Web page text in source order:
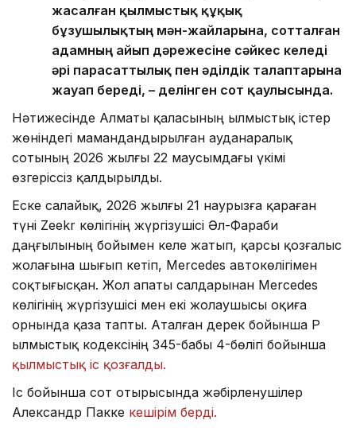
жасалған қылмыстық құқық
бұзушылықтың мән-жайларына, сотталған
адамның айып дәрежесіне сәйкес келеді
әрі парасаттылық пен әділдік талаптарына
жауап береді, – делінген сот қаулысында.
Нәтижесінде Алматы қаласының Қылмыстық істер
жөніндегі мамандандырылған ауданаралық
сотының 2026 жылғы 22 маусымдағы үкімі
өзгеріссіз қалдырылды.
Еске салайық, 2026 жылғы 21 наурызға қараған
түні Zeekr көлігінің жүргізушісі Әл-Фараби
даңғылының бойымен келе жатып, қарсы қозғалыс
жолағына шығып кетіп, Mercedes автокөлігімен
соқтығысқан. Жол апаты салдарынан Mercedes
көлігінің жүргізушісі мен екі жолаушысы оқиға
орнында қаза тапты. Аталған дерек бойынша ҚР
Қылмыстық кодексінің 345-бабы 4-бөлігі бойынша
қылмыстық іс қозғалды.
Іс бойынша сот отырысында жәбірленушілер
Александр Пакке кешірім берді.